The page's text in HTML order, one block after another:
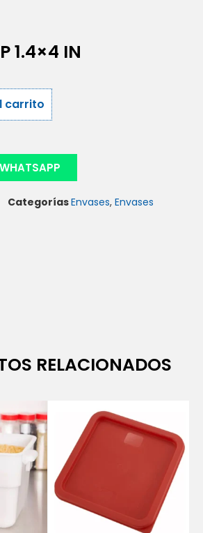
1.4×4 IN
carrito
CategoríasEnvases, Envases
RELACIONADOS